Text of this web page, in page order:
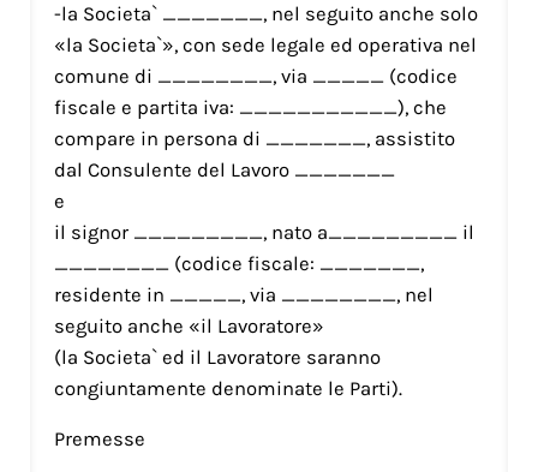
-la Societa` _______, nel seguito anche solo
«la Societa`», con sede legale ed operativa nel
comune di ________, via _____ (codice
fiscale e partita iva: ___________), che
compare in persona di _______, assistito
dal Consulente del Lavoro _______
e
il signor _________, nato a_________ il
________ (codice fiscale: _______,
residente in _____, via ________, nel
seguito anche «il Lavoratore»
(la Societa` ed il Lavoratore saranno
congiuntamente denominate le Parti).
Premesse